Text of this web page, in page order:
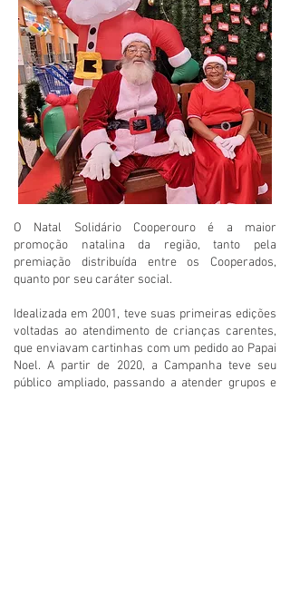
O Natal Solidário Cooperouro é a maior
promoção natalina da região, tanto pela
premiação distribuída entre os Cooperados,
quanto por seu caráter social.
Idealizada em 2001, teve suas primeiras edições
voltadas ao atendimento de crianças carentes,
que enviavam cartinhas com um pedido ao Papai
Noel. A partir de 2020, a Campanha teve seu
público ampliado, passando a atender grupos e